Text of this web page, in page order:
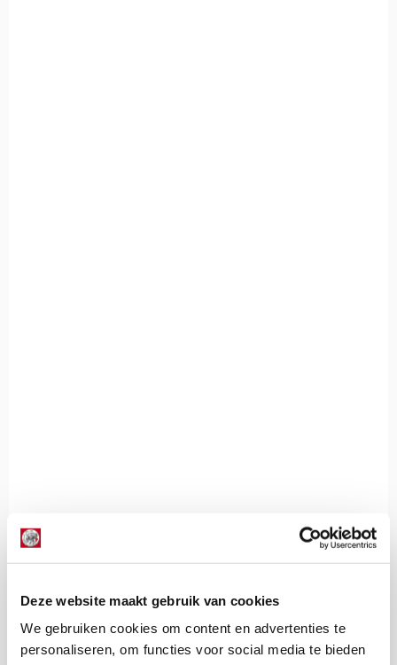
Deze website maakt gebruik van cookies
We gebruiken cookies om content en advertenties te
personaliseren, om functies voor social media te bieden
Bekijk alle berichten van De Redactie